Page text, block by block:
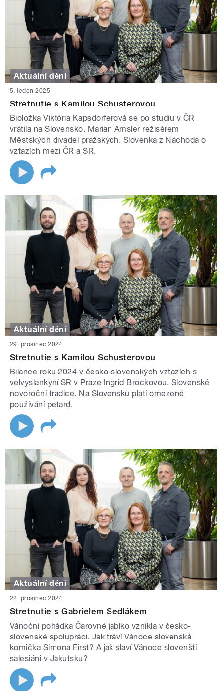
Aktuální dění
5. leden 2025
Stretnutie s Kamilou Schusterovou
Bioložka Viktória Kapsdorferová se po studiu v ČR
vrátila na Slovensko. Marian Amsler režisérem
Městských divadel pražských. Slovenka z Náchoda o
vztazích mezi ČR a SR.
Aktuální dění
29. prosinec 2024
Stretnutie s Kamilou Schusterovou
Bilance roku 2024 v česko-slovenských vztazích s
velvyslankyní SR v Praze Ingrid Brockovou. Slovenské
novoroční tradice. Na Slovensku platí omezené
používání petard.
Aktuální dění
22. prosinec 2024
Stretnutie s Gabrielem Sedlákem
Vánoční pohádka Čarovné jablko vznikla v česko-
slovenské spolupráci. Jak tráví Vánoce slovenská
komička Simona First? A jak slaví Vánoce slovenští
salesiáni v Jakutsku?